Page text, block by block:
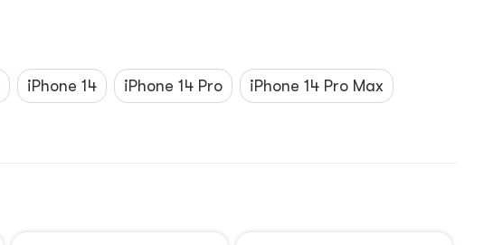
iPhone 14 iPhone 14 Pro iPhone 14 Pro Max